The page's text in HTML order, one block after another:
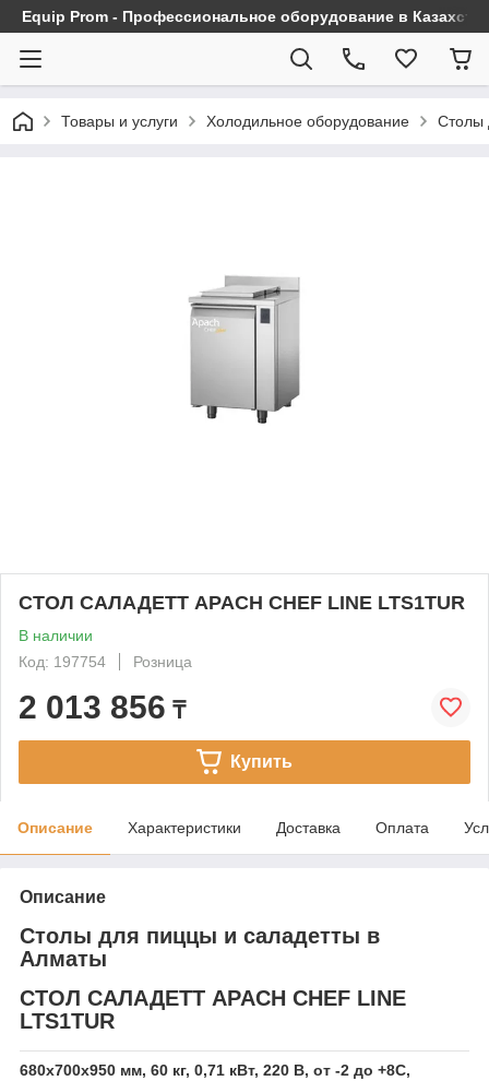
Equip Prom - Профессиональное оборудование в
Товары и услуги Холодильное оборудование Столы
СТОЛ САЛАДЕТТ APACH CHEF LINE LTS1TUR
В наличии
Код: 197754
Розница
2 013 856 ₸
Купить
Описание Характеристики Доставка Оплата
Описание
Столы для пиццы и саладетты в
Алматы
СТОЛ САЛАДЕТТ APACH CHEF LINE
LTS1TUR
680х700х950 мм, 60 кг, 0,71 кВт, 220 В, от -2 до +8С,